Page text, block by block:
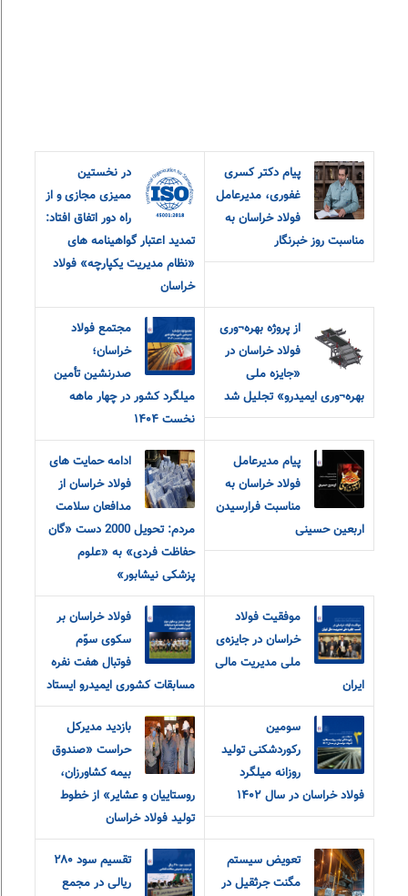
پیام دکتر کسری
غفوری، مدیرعامل
فولاد خراسان به
مناسبت روز خبرنگار
در نخستین
ممیزی مجازی و از
راه دور اتفاق افتاد:
تمدید اعتبار گواهینامه های
«نظام مدیریت یکپارچه» فولاد
خراسان
از پروژه بهره¬وری
فولاد خراسان در
«جایزه ملی
بهره¬وری ایمیدرو» تجلیل شد
مجتمع فولاد
خراسان؛
صدرنشین تأمین
میلگرد کشور در چهار ماهه
نخست ۱۴۰۴
پیام مدیرعامل
فولاد خراسان به
مناسبت فرارسیدن
اربعین حسینی
ادامه حمایت های
فولاد خراسان از
مدافعان سلامت
مردم: تحویل 2000 دست «گان
حفاظت فردی» به «علوم
پزشکی نیشابور»
موفقیت فولاد
خراسان در جایزه‌ی
ملی مدیریت مالی
ایران
فولاد خراسان بر
سکوی سوّم
فوتبال هفت نفره
مسابقات کشوری ایمیدرو ایستاد
سومین
رکوردشکنی تولید
روزانه میلگرد
فولاد خراسان در سال ۱۴۰۲
بازدید مدیرکل
حراست «صندوق
بیمه کشاورزان،
روستاییان و عشایر» از خطوط
تولید فولاد خراسان
تعویض سیستم
مگنت جرثقیل در
تقسیم سود ۲۸۰
ریالی در مجمع